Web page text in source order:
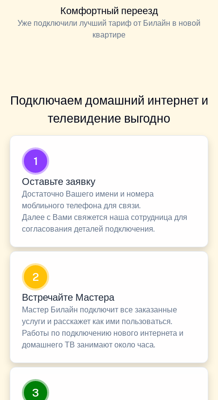
Комфортный переезд
Уже подключили лучший тариф от Билайн в новой
квартире
Подключаем домашний интернет и
телевидение выгодно
1
Оставьте заявку
Достаточно Вашего имени и номера
моблиьного телефона для связи.
Далее с Вами свяжется наша сотрудница для
согласования деталей подключения.
2
Встречайте Мастера
Мастер Билайн подключит все заказанные
услуги и расскажет как ими пользоваться.
Работы по подключению нового интернета и
домашнего ТВ занимают около часа.
3